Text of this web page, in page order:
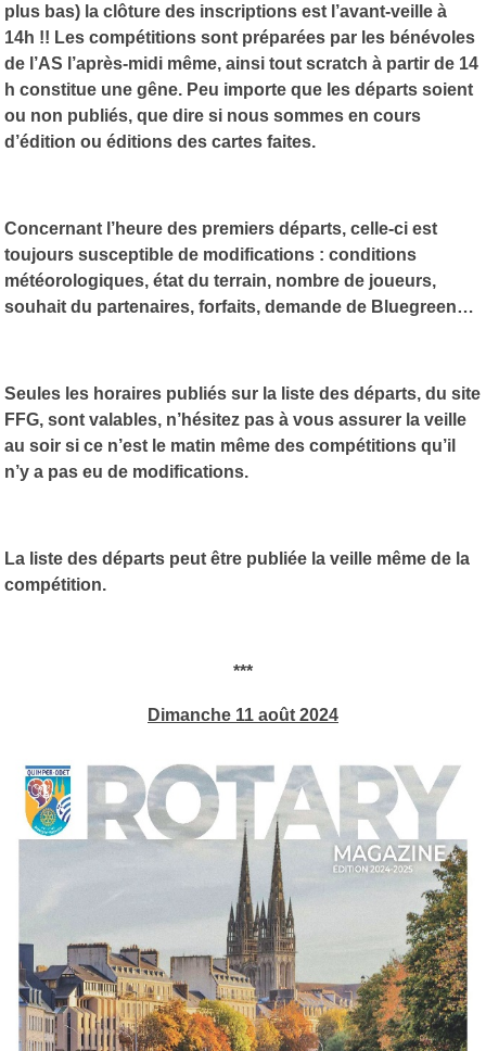
plus bas) la clôture des inscriptions est l’avant-veille à
14h !! Les compétitions sont préparées par les bénévoles
de l’AS l’après-midi même, ainsi tout scratch à partir de 14
h constitue une gêne. Peu importe que les départs soient
ou non publiés, que dire si nous sommes en cours
d’édition ou éditions des cartes faites.
Concernant l’heure des premiers départs, celle-ci est
toujours susceptible de modifications : conditions
météorologiques, état du terrain, nombre de joueurs,
souhait du partenaires, forfaits, demande de Bluegreen…
Seules les horaires publiés sur la liste des départs, du site
FFG, sont valables, n’hésitez pas à vous assurer la veille
au soir si ce n’est le matin même des compétitions qu’il
n’y a pas eu de modifications.
La liste des départs peut être publiée la veille même de la
compétition.
***
Dimanche 11 août 2024